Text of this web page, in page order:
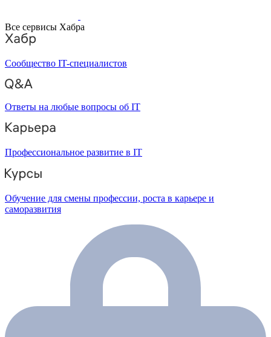
Все сервисы Хабра
Сообщество IT-специалистов
Ответы на любые вопросы об IT
Профессиональное развитие в IT
Обучение для смены профессии, роста в карьере и
саморазвития